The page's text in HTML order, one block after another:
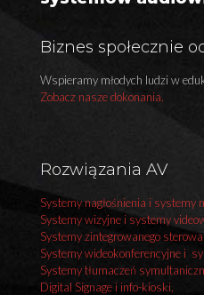
Biznes społecznie
Wspieramy młodych ludzi w
Zobacz nasze dokonania.
Rozwiązania AV
Systemy nagłośnienia i systemy
Systemy wizyjne i systemy
Systemy zintegrowanego
Systemy wideokonferencyjne i
Systemy tłumaczeń
Digital Signage i info-kioski,